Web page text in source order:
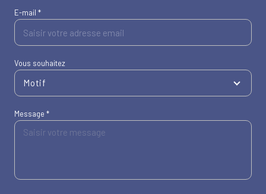
E-mail *
Vous souhaitez
Motif
Message *